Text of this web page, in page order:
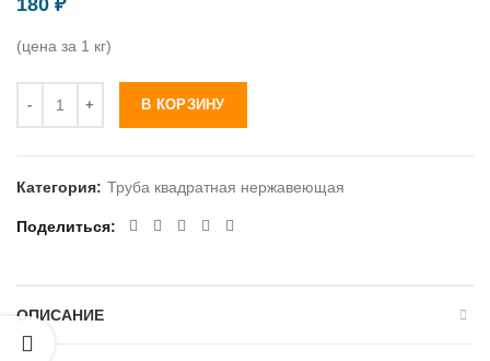
180 ₽
(цена за 1 кг)
В КОРЗИНУ
Категория: Труба квадратная нержавеющая
Поделиться
ОПИСАНИЕ